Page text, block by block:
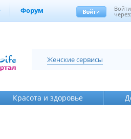
Форум Войти
Женские сервисы
Красота и здоровье